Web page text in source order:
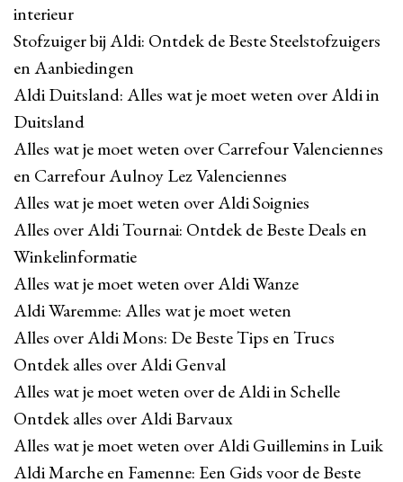
interieur
Stofzuiger bij Aldi: Ontdek de Beste Steelstofzuigers
en Aanbiedingen
Aldi Duitsland: Alles wat je moet weten over Aldi in
Duitsland
Alles wat je moet weten over Carrefour Valenciennes
en Carrefour Aulnoy Lez Valenciennes
Alles wat je moet weten over Aldi Soignies
Alles over Aldi Tournai: Ontdek de Beste Deals en
Winkelinformatie
Alles wat je moet weten over Aldi Wanze
Aldi Waremme: Alles wat je moet weten
Alles over Aldi Mons: De Beste Tips en Trucs
Ontdek alles over Aldi Genval
Alles wat je moet weten over de Aldi in Schelle
Ontdek alles over Aldi Barvaux
Alles wat je moet weten over Aldi Guillemins in Luik
Aldi Marche en Famenne: Een Gids voor de Beste